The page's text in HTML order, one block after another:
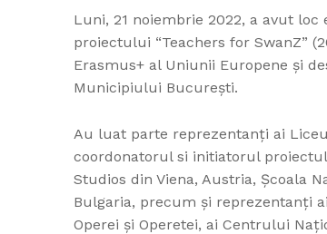
Luni, 21 noiembrie 2022, a avut
proiectului “Teachers for SwanZ”
Erasmus+ al Uniunii Europene și
Municipiului București.
Au luat parte reprezentanți ai
coordonatorul si initiatorul
Studios din Viena, Austria, Școala
Bulgaria, precum și reprezentanți
Operei și Operetei, ai Centrului